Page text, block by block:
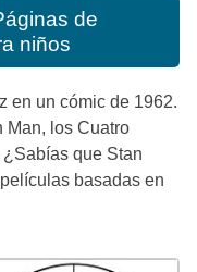
de
niños
en un cómic de 1962.
Man, los Cuatro
que Stan
basadas en